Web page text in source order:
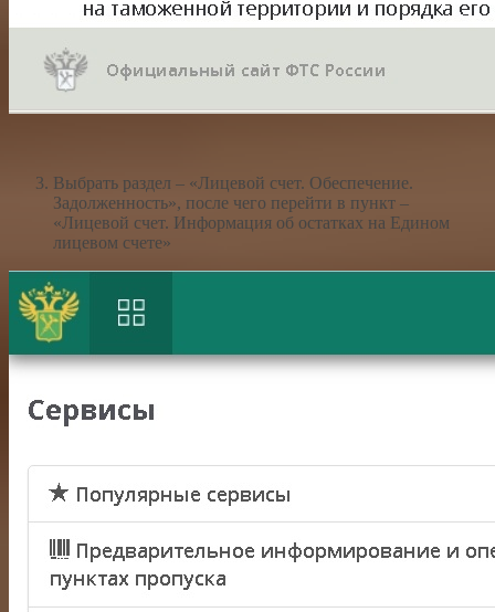
Выбрать раздел – «Лицевой счет. Обеспечение.
Задолженность», после чего перейти в пункт –
«Лицевой счет. Информация об остатках на Едином
лицевом счете»